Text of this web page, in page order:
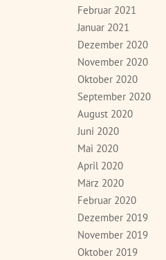
Februar 2021
Januar 2021
Dezember 2020
November 2020
Oktober 2020
September 2020
August 2020
Juni 2020
Mai 2020
April 2020
März 2020
Februar 2020
Dezember 2019
November 2019
Oktober 2019